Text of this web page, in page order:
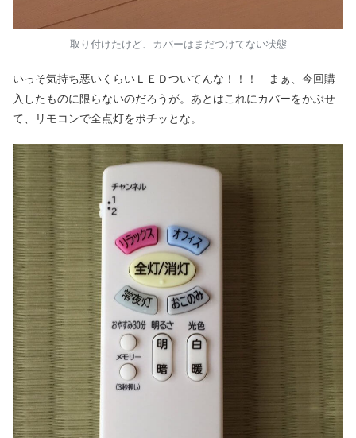
取り付けたけど、カバーはまだつけてない状態
いっそ気持ち悪いくらいＬＥＤついてんな！！！ まぁ、今回購
入したものに限らないのだろうが。あとはこれにカバーをかぶせ
て、リモコンで全点灯をポチッとな。